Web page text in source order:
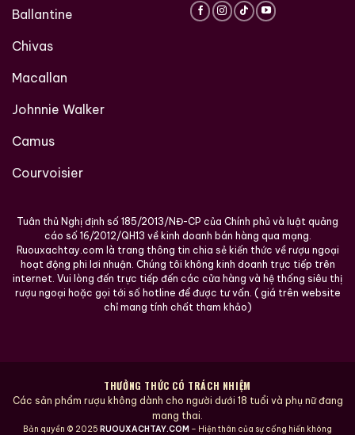
Ballantine
Chivas
Macallan
Johnnie Walker
Camus
Courvoisier
Tuân thủ Nghị định số 185/2013/NĐ-CP của Chính phủ và luật quảng
cáo số 16/2012/QH13 về kinh doanh bán hàng qua mạng.
Ruouxachtay.com là trang thông tin chia sẻ kiến thức về rượu ngoại
hoạt động phi lơi nhuận. Chúng tôi không kinh doanh trực tiếp trên
internet. Vui lòng đến trực tiếp đến các cửa hàng và hệ thống siêu thị
rượu ngoại hoặc gọi tới số hotline để được tư vấn. ( giá trên website
chỉ mang tính chất tham khảo)
THƯỞNG THỨC CÓ TRÁCH NHIỆM
Các sản phẩm rượu không dành cho người dưới 18 tuổi và phụ nữ đang
mang thai.
Bản quyền © 2025 RUOUXACHTAY.COM – Hiện thân của sự cống hiến không